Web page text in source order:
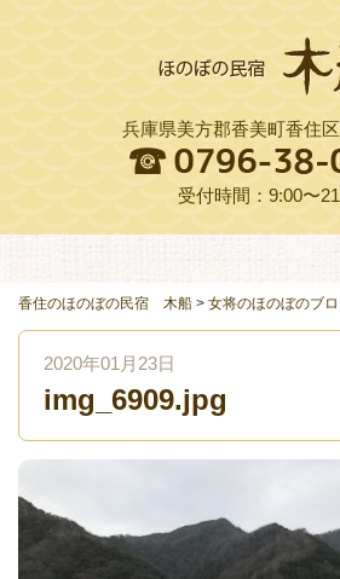
兵庫県美方郡香美町香住
受付時間：9:00〜
交通アクセス
よくある質問
お役立ちリンク集
ご予約プラン一覧
English
香住のほのぼの民宿 木船 > 女将のほのぼのブ
2020年01月23日
img_6909.jpg